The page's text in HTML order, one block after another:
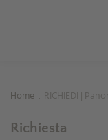
Home . RICHIEDI |
Richiesta